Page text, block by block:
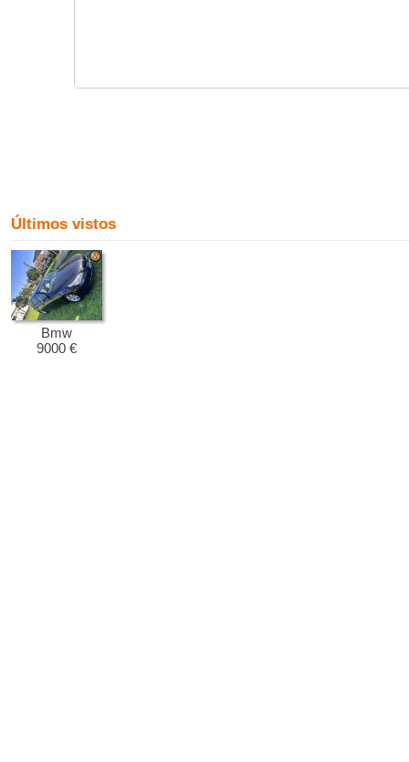
Últimos vistos
Bmw
9000 €